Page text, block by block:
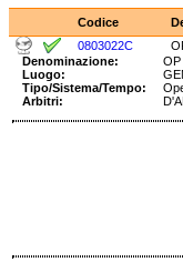
Codice
0803022C
Denominazione:
Luogo:
Tipo/Sistema/Tempo:
Arbitri: